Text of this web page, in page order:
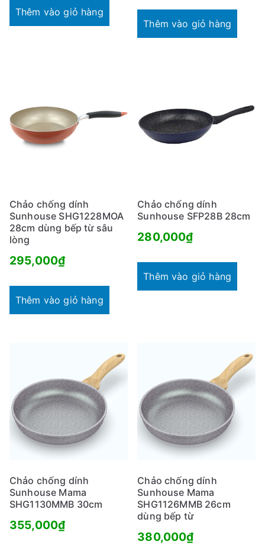
là:
Thêm vào giỏ hàng
Thêm vào giỏ hàng
Chảo chống dính
Sunhouse SHG1228MOA
28cm dùng bếp từ sâu
lòng
295,000₫
Thêm vào giỏ hàng
Chảo chống dính
Sunhouse SFP28B 28cm
280,000₫
Thêm vào giỏ hàng
Chảo chống dính
Sunhouse Mama
SHG1130MMB 30cm
355,000₫
Chảo chống dính
Sunhouse Mama
SHG1126MMB 26cm
dùng bếp từ
380,000₫